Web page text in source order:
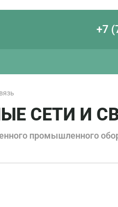
+7
СЕТИ И
промышленного